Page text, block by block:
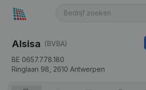
Alsisa (BVBA)
BE 0657.778.180
Ringlaan 98, 2610 Antwerpen